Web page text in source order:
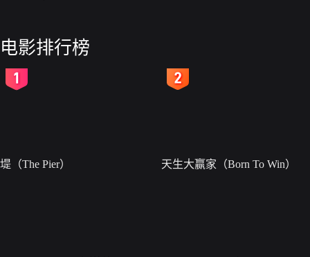
电影排行榜
堤（The Pier） 天生大赢家（Born To Win）